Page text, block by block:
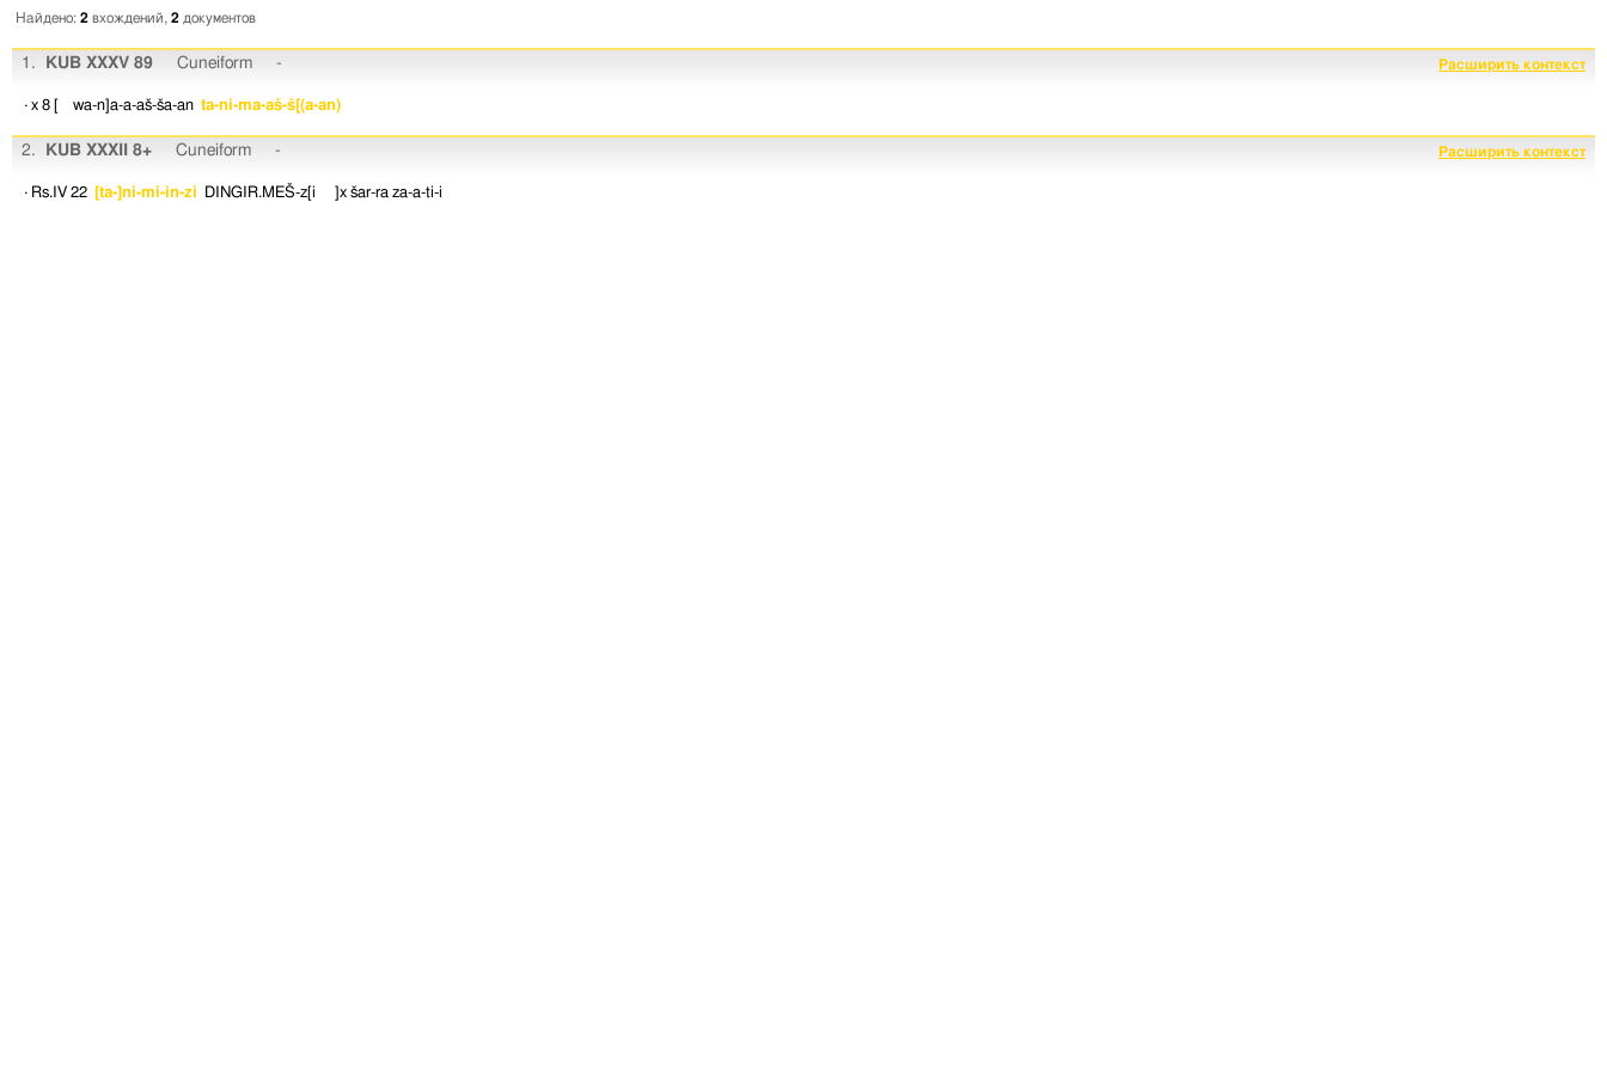
Найдено: 2 вхождений, 2 документов
1. KUB XXXV 89 Cuneiform - Расширить контекст
· x 8 [ wa-n]a-a-aš-ša-an ta-ni-ma-aš-š[(a-an)
2. KUB XXXII 8+ Cuneiform - Расширить контекст
· Rs.IV 22 [ta-]ni-mi-in-zi DINGIR.MEŠ-z[i ]x šar-ra za-a-ti-i